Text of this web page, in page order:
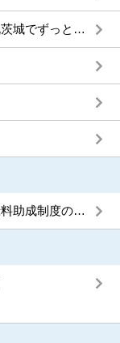
知っておこう 医療介護のアレコレ 〜北茨城でずっと暮らすために〜
いばらき出会いサポートセンター入会登録料助成制度のご案内